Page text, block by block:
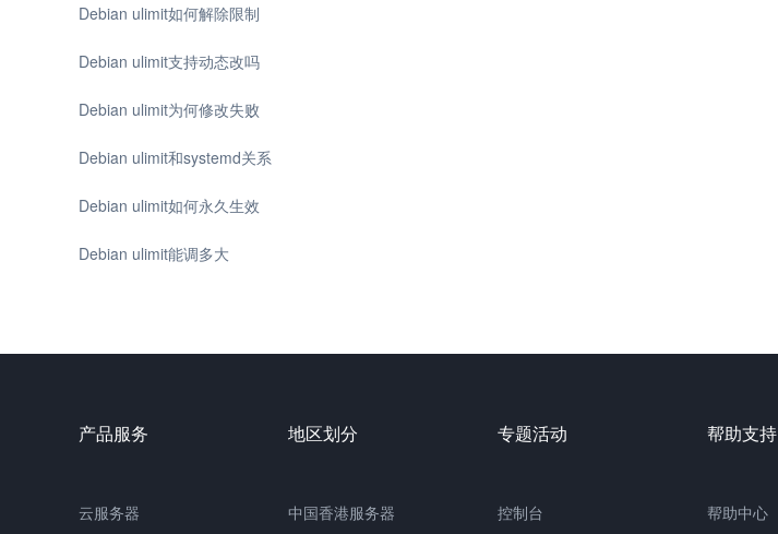
Debian ulimit如何解除限制
Debian ulimit支持动态改吗
Debian ulimit为何修改失败
Debian ulimit和systemd关系
Debian ulimit如何永久生效
Debian ulimit能调多大
产品服务
云服务器
地区划分
中国香港服务器
专题活动
控制台
帮助支持
帮助中心